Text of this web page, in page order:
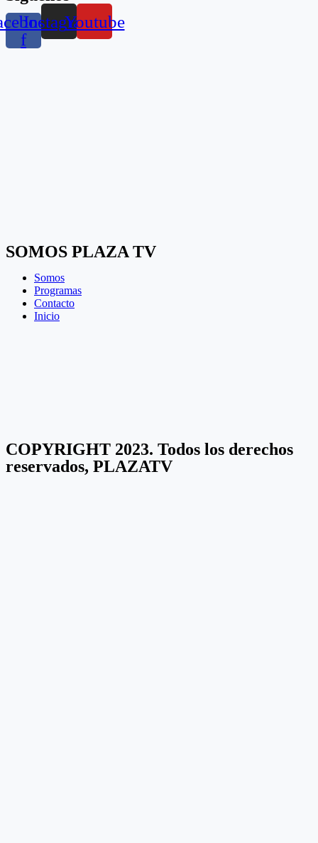
f
InstagramYoutube
SOMOS PLAZA TV
Somos
Programas
Contacto
Inicio
COPYRIGHT 2023. Todos los derechos
reservados, PLAZATV